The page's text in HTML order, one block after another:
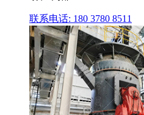
联系电话: 180 3780 8511